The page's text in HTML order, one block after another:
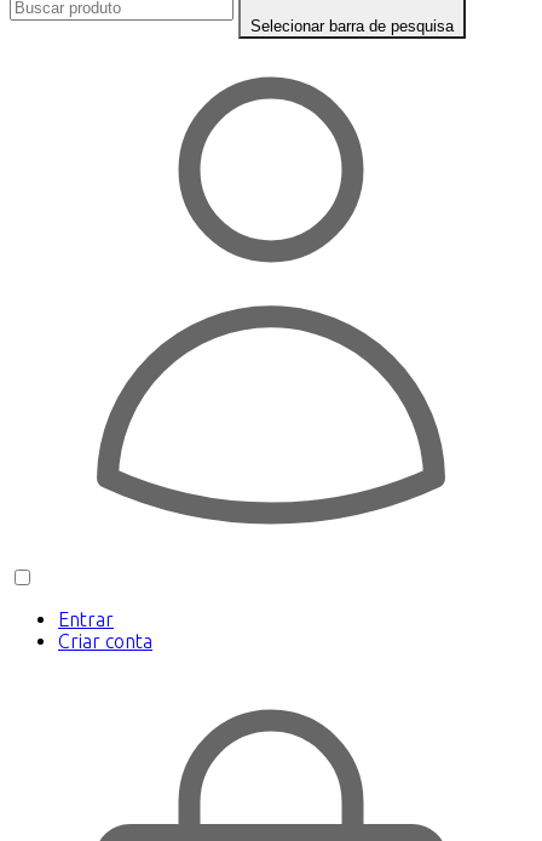
Selecionar barra de pesquisa
Entrar
Criar conta